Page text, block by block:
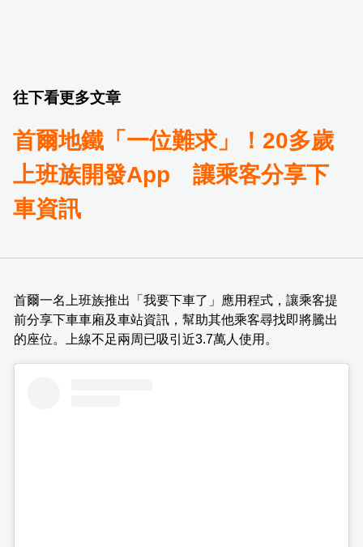
往下看更多文章
首爾地鐵「一位難求」！20多歲
上班族開發App 讓乘客分享下
車資訊
首爾一名上班族推出「我要下車了」應用程式，讓乘客提
前分享下車車廂及車站資訊，幫助其他乘客尋找即將騰出
的座位。上線不足兩周已吸引近3.7萬人使用。